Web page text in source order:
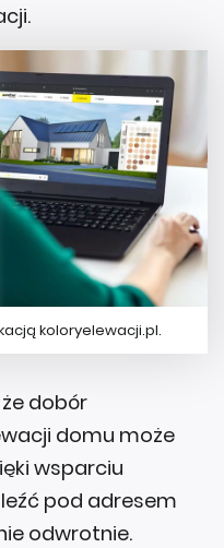
koloryelewacji.pl.
dobór
domu może
wsparciu
pod adresem
odwrotnie.